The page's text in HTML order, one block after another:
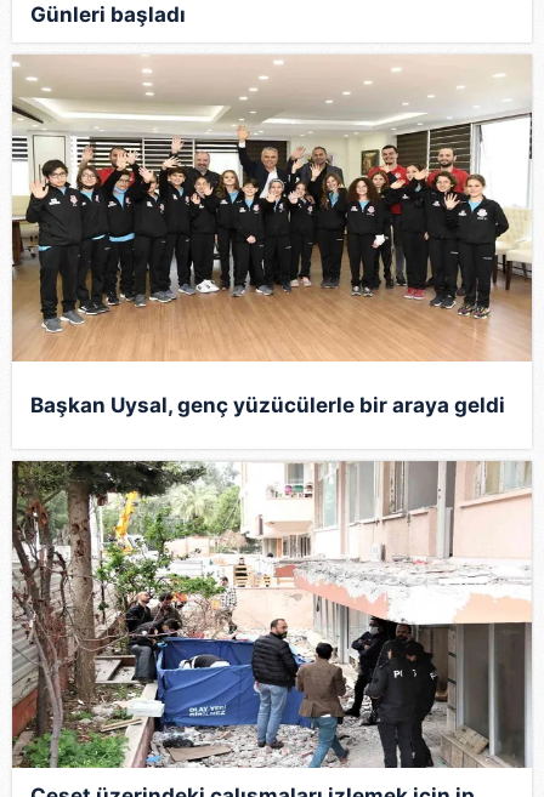
Günleri başladı
Başkan Uysal, genç yüzücülerle bir araya geldi